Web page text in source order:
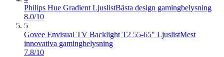
Philips Hue Gradient LjuslistBästa design gamingbelysning
8.0/10
5
Govee Envisual TV Backlight T2 55-65" LjuslistMest
innovativa gamingbelysning
7.8/10